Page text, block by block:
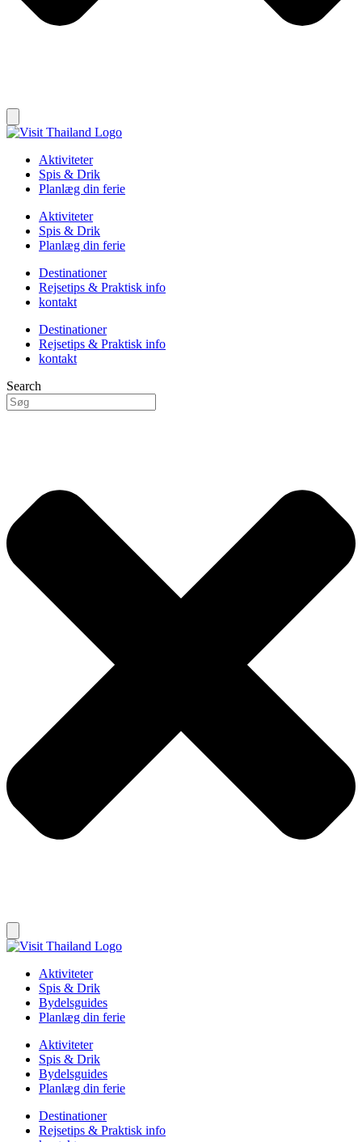
Aktiviteter
Spis & Drik
Planlæg din ferie
Aktiviteter
Spis & Drik
Planlæg din ferie
Destinationer
Rejsetips & Praktisk info
kontakt
Destinationer
Rejsetips & Praktisk info
kontakt
Search
Aktiviteter
Spis & Drik
Bydelsguides
Planlæg din ferie
Aktiviteter
Spis & Drik
Bydelsguides
Planlæg din ferie
Destinationer
Rejsetips & Praktisk info